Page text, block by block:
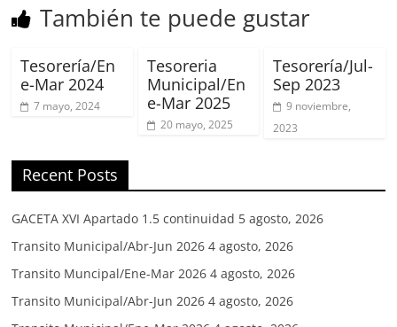
También te puede gustar
Tesorería/En
e-Mar 2024
7 mayo, 2024
Tesoreria
Municipal/En
e-Mar 2025
20 mayo, 2025
Tesorería/Jul-
Sep 2023
9 noviembre,
2023
Recent Posts
GACETA XVI Apartado 1.5 continuidad 5 agosto, 2026
Transito Municipal/Abr-Jun 2026 4 agosto, 2026
Transito Muncipal/Ene-Mar 2026 4 agosto, 2026
Transito Municipal/Abr-Jun 2026 4 agosto, 2026